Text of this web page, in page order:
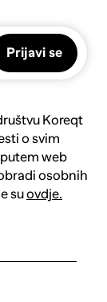
Prijavi se
Koreqt
o svim
web
osobnih
suovdje.